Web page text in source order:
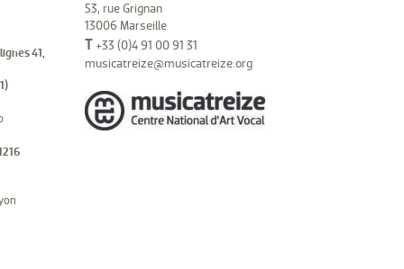
41,
53, rue Grignan
13006 Marseille
T +33 (0)4 91 00 91 31
musicatreize@musicatreize.org